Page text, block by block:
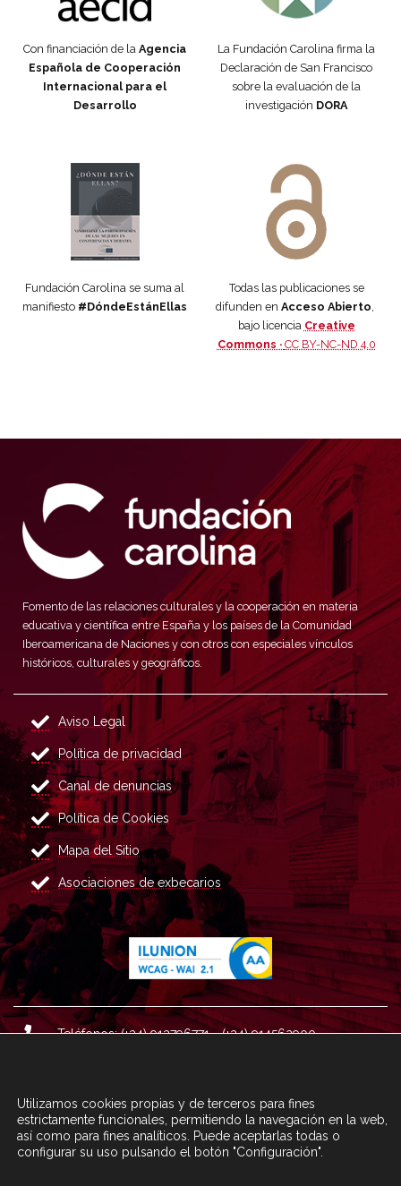
Con financiación de la Agencia
Española de Cooperación
Internacional para el
Desarrollo
La Fundación Carolina firma la
Declaración de San Francisco
sobre la evaluación de la
investigación DORA
Fundación Carolina se suma al
manifiesto #DóndeEstánEllas
Todas las publicaciones se
difunden en Acceso Abierto,
bajo licencia Creative
Commons · CC BY-NC-ND 4.0
Fomento de las relaciones culturales y la cooperación en materia
educativa y científica entre España y los países de la Comunidad
Iberoamericana de Naciones y con otros con especiales vínculos
históricos, culturales y geográficos.
Aviso Legal
Política de privacidad
Canal de denuncias
Política de Cookies
Mapa del Sitio
Asociaciones de exbecarios
Teléfonos: (+34) 913796771 - (+34) 914562900
Correo : informacion@fundacioncarolina.es
CONTACTA CON FCA TRAVÉS DEL
Utilizamos cookies propias y de terceros para fines
estrictamente funcionales, permitiendo la navegación en la web,
así como para fines analíticos. Puede aceptarlas todas o
configurar su uso pulsando el botón "Configuración".